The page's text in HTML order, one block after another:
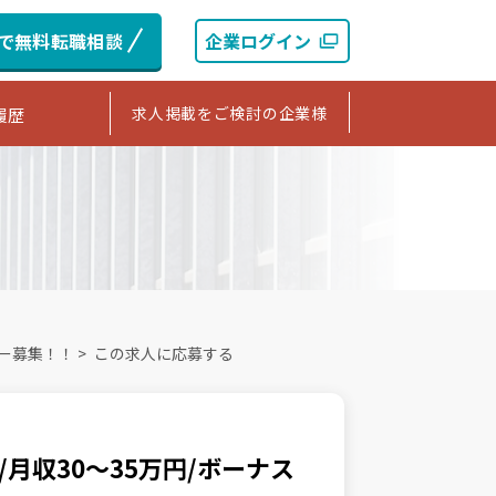
無料転職相談 企業ログイン
歴 求人掲載をご検討の企業様
募集！！ > この求人に応募する
収30〜35万円/ボーナス